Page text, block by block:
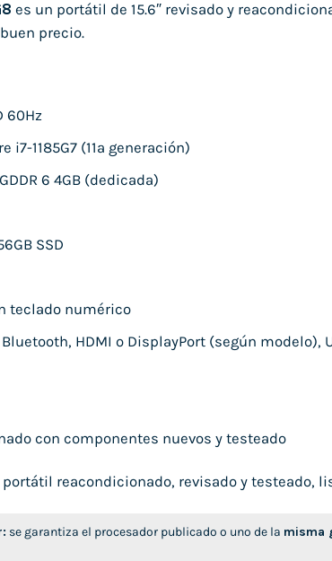
es un portátil de 15.6″ revisado y
precio.
60Hz
i7-1185G7 (11ª generación)
6 4GB (dedicada)
SSD
teclado numérico
HDMI o DisplayPort (según modelo),
con componentes nuevos y testeado
reacondicionado, revisado y testeado,
se garantiza el procesador publicado o uno de la misma